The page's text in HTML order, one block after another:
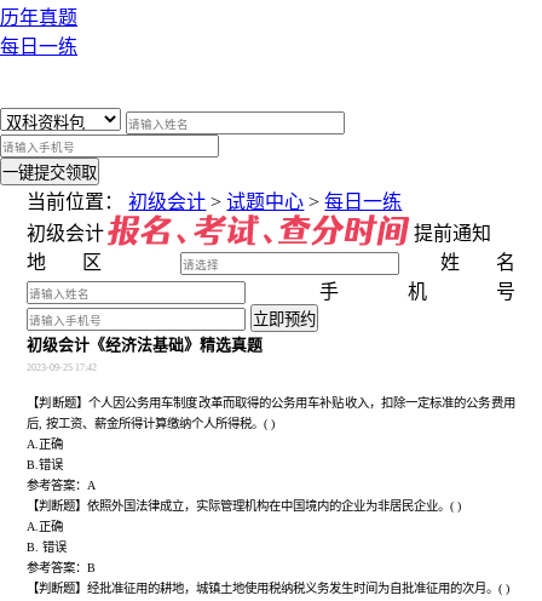
历年真题
每日一练
一键提交领取
当前位置：初级会计 >试题中心 >每日一练
初级会计
提前通知
地区
姓名
手机号
立即预约
初级会计《经济法基础》精选真题
2023-09-25 17:42
【判断题】个人因公务用车制度改革而取得的公务用车补贴收入，扣除一定标准的公务费用
后, 按工资、薪金所得计算缴纳个人所得税。( )
A.正确
B.错误
参考答案：A
【判断题】依照外国法律成立，实际管理机构在中国境内的企业为非居民企业。( )
A.正确
B. 错误
参考答案：B
【判断题】经批准征用的耕地，城镇土地使用税纳税义务发生时间为自批准征用的次月。( )